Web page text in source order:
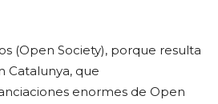
(Open Society), porque resulta
Catalunya, que
enormes de Open